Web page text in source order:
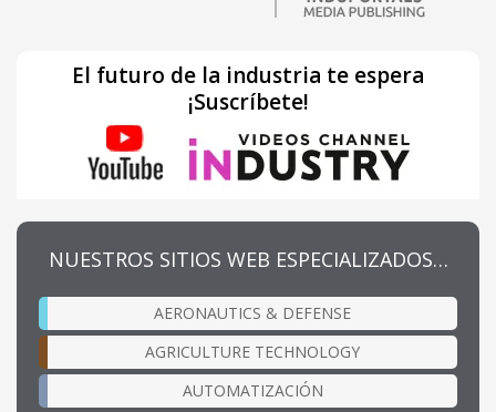
El futuro de la industria te espera
¡Suscríbete!
NUESTROS SITIOS WEB ESPECIALIZADOS…
AERONAUTICS & DEFENSE
AGRICULTURE TECHNOLOGY
AUTOMATIZACIÓN